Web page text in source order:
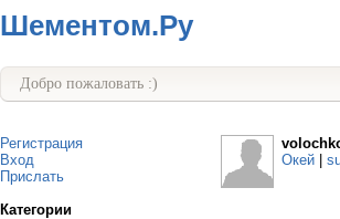
Шементом.Ру
Добро пожаловать :)
Регистрация
Вход
Прислать
Категории
Окей